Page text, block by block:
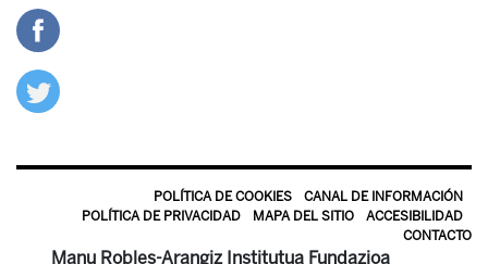
POLÍTICA DE COOKIES
CANAL DE INFORMACIÓN
POLÍTICA DE PRIVACIDAD
MAPA DEL SITIO
ACCESIBILIDAD
CONTACTO
Manu Robles-Arangiz Institutua Fundazioa